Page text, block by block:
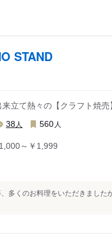
STAND
立て熱々の【クラフト焼
38人 560 人
～￥1,999
多くのお料理をいただきました